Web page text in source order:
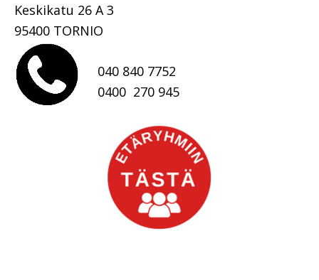
Keskikatu 26 A 3
95400 TORNIO
040 840 7752
0400 270 945